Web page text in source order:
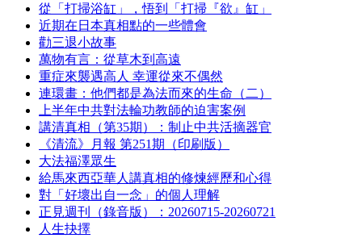
從「打掃浴缸」，悟到「打掃『欲』缸」
近期在日本真相點的一些體會
勸三退小故事
萬物有言：從草木到高遠
重症來襲遇高人 幸運從來不偶然
連環畫：他們都是為法而來的生命（二）
上半年中共對法輪功教師的迫害案例
講清真相（第35期）：制止中共活摘器官
《清流》月報 第251期（印刷版）
大法福澤眾生
給馬來西亞華人講真相的修煉經歷和心得
對「好壞出自一念」的個人理解
正見週刊（錄音版）：20260715-20260721
人生抉擇